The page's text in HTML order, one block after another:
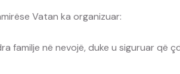
Vatan ka organizuar:
familje në nevojë, duke u siguruar që